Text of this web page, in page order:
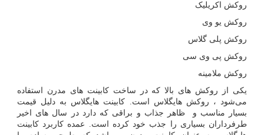
روکش اکریلیک
روکش یو وی
روکش پلی گلاس
روکش پی وی سی
روکش ملامینه
یکی از روکش های بالا که در ساخت کابینت های مدرن استفاده
می‌شود ، روکش هایگلاس است. کابینت هایگلاس به دلیل قیمت
بسیار مناسب و ظاهر جذاب و براقی که دارد در سال‌ های اخیر
طرفرداران بسیاری را جذب خود کرده است. عمده کاربرد کابینت